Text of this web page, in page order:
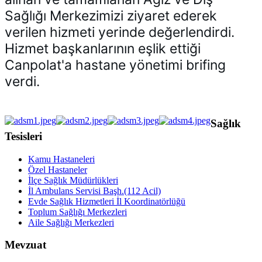
Sağlığı Merkezimizi ziyaret ederek
verilen hizmeti yerinde değerlendirdi.
Hizmet başkanlarının eşlik ettiği
Canpolat'a hastane yönetimi brifing
verdi.
Sağlık
Tesisleri
Kamu Hastaneleri
Özel Hastaneler
İlçe Sağlık Müdürlükleri
İl Ambulans Servisi Başh.(112 Acil)
Evde Sağlık Hizmetleri İl Koordinatörlüğü
Toplum Sağlığı Merkezleri
Aile Sağlığı Merkezleri
Mevzuat